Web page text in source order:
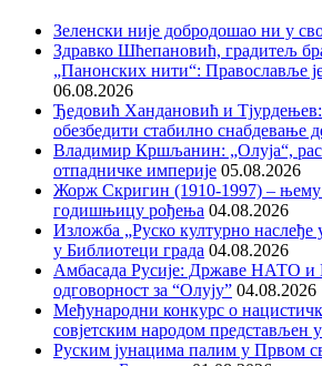
Зеленски није добродошао ни у
Здравко Шћепановић, градитељ
„Панонских нити“: Православље
06.08.2026
Ђедовић Хандановић и
обезбедити стабилно снабдевање
Владимир Кршљанин: „Олуја“,
отпадничке империје 05.08.2026
Жорж Скригин (1910-1997) – њему
годишњицу рођења 04.08.2026
Изложба „Руско културно наслеђе
у Библиотеци града 04.08.2026
Амбасада Русије: Државе НАТО и
одговорност за “Олују” 04.08.2026
Међународни конкурс о
совјетским народом представљен
Руским јунацима палим у Првом